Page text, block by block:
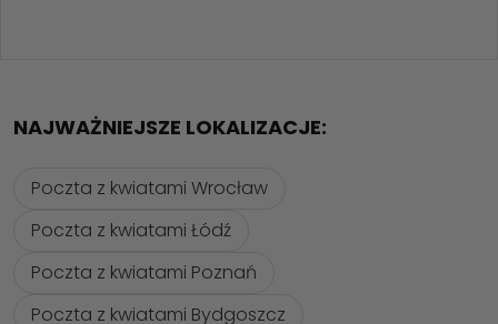
NAJWAŻNIEJSZE LOKALIZACJE:
Poczta z kwiatami Wrocław
Poczta z kwiatami Łódź
Poczta z kwiatami Poznań
Poczta z kwiatami Bydgoszcz